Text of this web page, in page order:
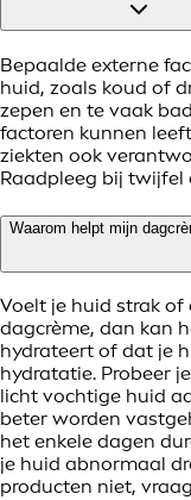
Bepaalde externe
huid, zoals koud of
zepen en te vaak
factoren kunnen
ziekten ook
Raadpleeg bij twijfel
Waarom helpt mijn
Voelt je huid strak
dagcrème, dan kan
hydrateert of dat je
hydratatie. Probeer
licht vochtige huid
beter worden
het enkele dagen
je huid abnormaal
producten niet,